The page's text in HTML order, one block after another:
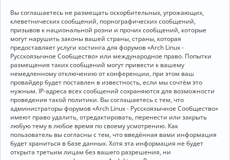
Вы соглашаетесь не размещать оскорбительных, угрожающих,
клеветнических сообщений, порнографических сообщений,
призывов к национальной розни и прочих сообщений, которые
могут нарушить законы вашей страны, страны, которая
предоставляет услуги хостинга для форумов «Arch Linux -
Русскоязычное Сообщество» или международное право. Попытки
размещения таких сообщений могут привести к вашему
немедленному отключению от конференции, при этом ваш
провайдер будет поставлен в известность, если мы сочтём это
нужным. IP-адреса всех сообщений сохраняются для возможности
проведения такой политики. Вы соглашаетесь с тем, что
администраторы форумов «Arch Linux - Русскоязычное Сообщество»
имеют право удалить, отредактировать, перенести или закрыть
любую тему в любое время по своему усмотрению. Как
пользователь вы согласны с тем, что введённая вами информация
будет храниться в базе данных. Хотя эта информация не будет
открыта третьим лицам без вашего разрешения, ни